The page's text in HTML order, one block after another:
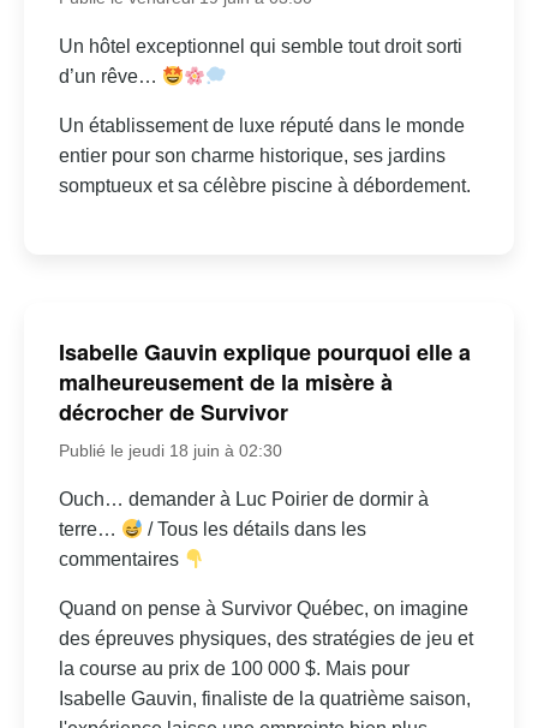
Un hôtel exceptionnel qui semble tout droit sorti
d’un rêve…
Un établissement de luxe réputé dans le monde
entier pour son charme historique, ses jardins
somptueux et sa célèbre piscine à débordement.
Isabelle Gauvin explique pourquoi elle a
malheureusement de la misère à
décrocher de Survivor
Publié le jeudi 18 juin à 02:30
Ouch… demander à Luc Poirier de dormir à
terre…
/ Tous les détails dans les
commentaires
Quand on pense à Survivor Québec, on imagine
des épreuves physiques, des stratégies de jeu et
la course au prix de 100 000 $. Mais pour
Isabelle Gauvin, finaliste de la quatrième saison,